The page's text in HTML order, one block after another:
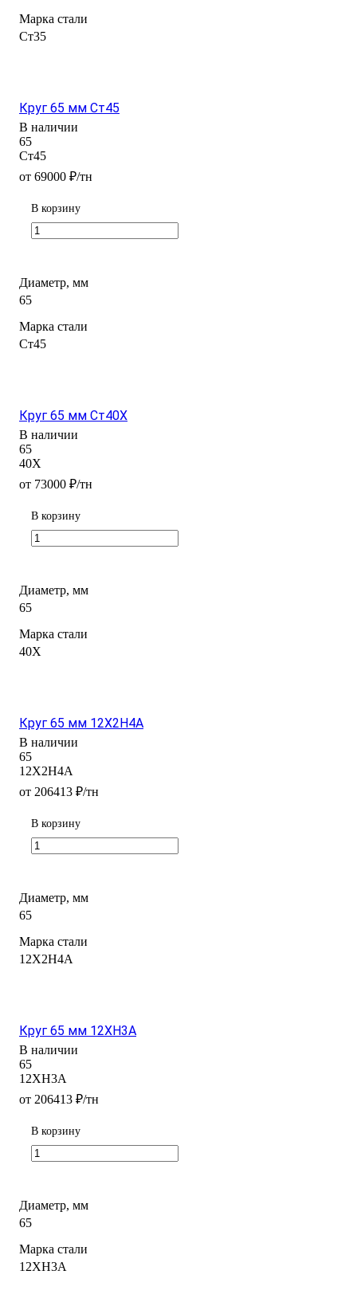
Марка стали
Ст35
Круг 65 мм Ст45
В наличии
65
Ст45
от 69000 ₽/тн
В корзину
Диаметр, мм
65
Марка стали
Ст45
Круг 65 мм Ст40Х
В наличии
65
40Х
от 73000 ₽/тн
В корзину
Диаметр, мм
65
Марка стали
40Х
Круг 65 мм 12Х2Н4А
В наличии
65
12Х2Н4А
от 206413 ₽/тн
В корзину
Диаметр, мм
65
Марка стали
12Х2Н4А
Круг 65 мм 12ХН3А
В наличии
65
12ХН3А
от 206413 ₽/тн
В корзину
Диаметр, мм
65
Марка стали
12ХН3А